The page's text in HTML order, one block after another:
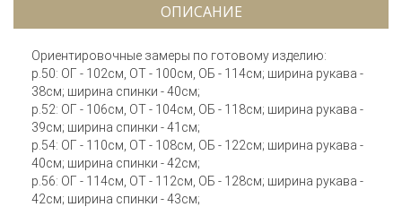
ОПИСАНИЕ
Ориентировочные замеры по готовому изделию:
р.50: ОГ - 102см, ОТ - 100см, ОБ - 114см; ширина рукава -
38см; ширина спинки - 40см;
р.52: ОГ - 106см, ОТ - 104см, ОБ - 118см; ширина рукава -
39см; ширина спинки - 41см;
р.54: ОГ - 110см, ОТ - 108см, ОБ - 122см; ширина рукава -
40см; ширина спинки - 42см;
р.56: ОГ - 114см, ОТ - 112см, ОБ - 128см; ширина рукава -
42см; ширина спинки - 43см;